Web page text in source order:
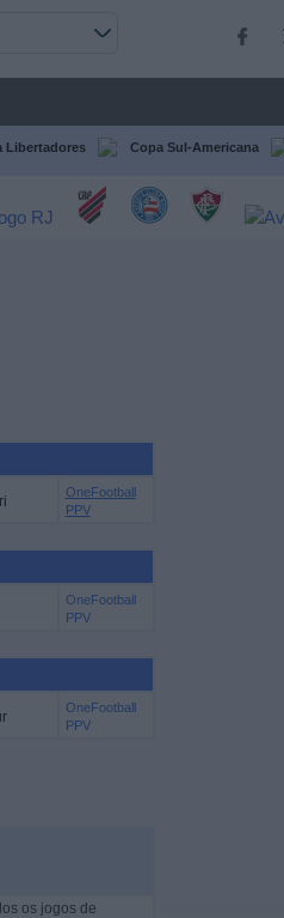
Libertadores Copa Sul-Americana
OneFootball
PPV
OneFootball
PPV
OneFootball
PPV
os jogos de